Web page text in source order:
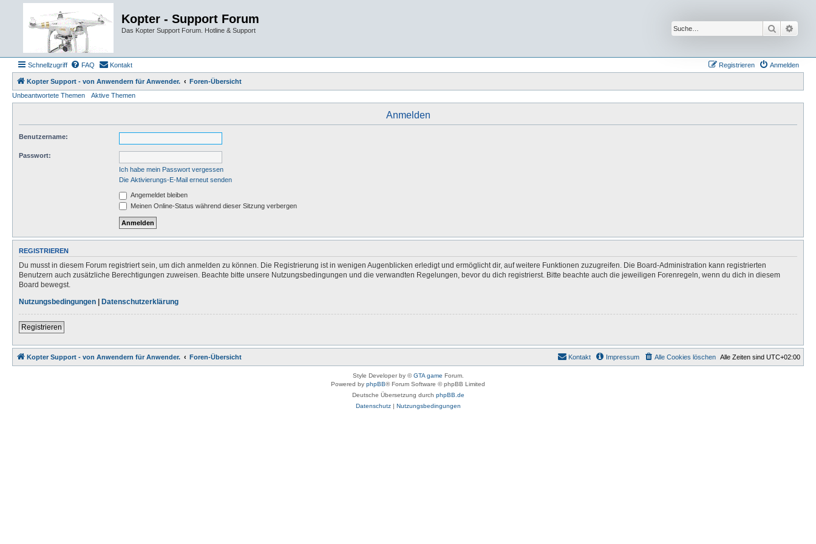
Kopter - Support Forum
Das Kopter Support Forum. Hotline & Support Suche
Schnellzugriff FAQ Kontakt Anmelden
Registrieren
Kopter Support - von Anwendern für Anwender.
Foren-Übersicht
Unbeantwortete Themen
Aktive Themen
Anmelden
Benutzername:
Passwort:
Ich habe mein Passwort vergessen
Die Aktivierungs-E-Mail erneut senden
Angemeldet bleiben
Meinen Online-Status während dieser Sitzung verbergen
REGISTRIEREN
Du musst in diesem Forum registriert sein, um dich anmelden zu können. Die Registrierung ist in wenigen Augenblicken erledigt und ermöglicht dir, auf weitere Funktionen zuzugreifen. Die Board-Administration kann registrierten
Benutzern auch zusätzliche Berechtigungen zuweisen. Beachte bitte unsere Nutzungsbedingungen und die verwandten Regelungen, bevor du dich registrierst. Bitte beachte auch die jeweiligen Forenregeln, wenn du dich in diesem
Board bewegst.
Nutzungsbedingungen | Datenschutzerklärung
Registrieren
Kopter Support - von Anwendern für Anwender. Foren-Übersicht Alle Zeiten sind UTC+02:00
Alle Cookies löschen
Impressum
Kontakt
Style Developer by ©GTA game Forum.
Powered by phpBB® Forum Software © phpBB Limited
Deutsche Übersetzung durch phpBB.de
Datenschutz| Nutzungsbedingungen